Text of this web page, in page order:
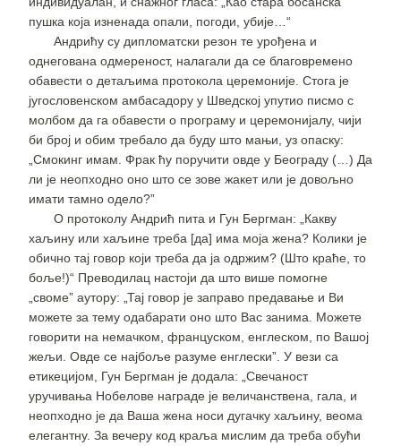
пушка која изненада опали, погоди, убије…“
Андрићу су дипломатски резон те урођена и
однегована одмереност, налагали да се благовремено
обавести о детаљима протокола церемоније. Стога је
југословенском амбасадору у Шведској упутио писмо с
молбом да га обавести о програму и церемонијалу, чији
би број и обим требало да буду што мањи, уз опаску:
„Смокинг имам. Фрак ћу поручити овде у Београду (…) Да
ли је неопходно оно што се зове жакет или је довољно
имати тамно одело?”
О протоколу Андрић пита и Гун Бергман: „Какву
хаљину или хаљине треба [да] има моја жена? Колики је
обично тај говор који треба да ја одржим? (Што краће, то
боље!)“ Преводилац настоји да што више помогне
„своме” аутору: „Тај говор је заправо предавање и Ви
можете за тему одабарати оно што Вас занима. Можете
говорити на немачком, француском, енглеском, по Вашој
жељи. Овде се најбоље разуме енглески”. У вези са
етикецијом, Гун Бергман је додала: „Свечаност
уручивања Нобелове награде је величанствена, гала, и
неопходно је да Ваша жена носи дугачку хаљину, веома
елегантну. За вечеру код краља мислим да треба обући